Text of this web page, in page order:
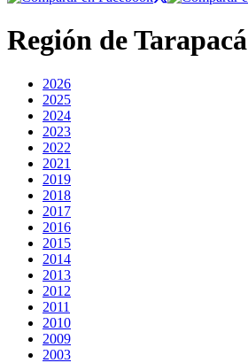
Región de Tarapacá
2026
2025
2024
2023
2022
2021
2019
2018
2017
2016
2015
2014
2013
2012
2011
2010
2009
2003